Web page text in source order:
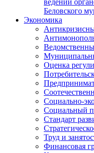
ведении
Беловского
Экономика
Оценка
Социально-
Социальный
Стандарт
Труд и
Финансовая